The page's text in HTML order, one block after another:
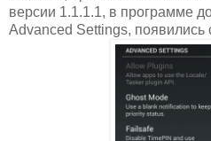
версии 1.1.1.1, в программе
Advanced Settings,